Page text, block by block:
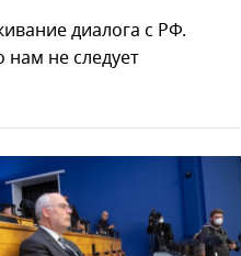
диалога с РФ.
нам не следует